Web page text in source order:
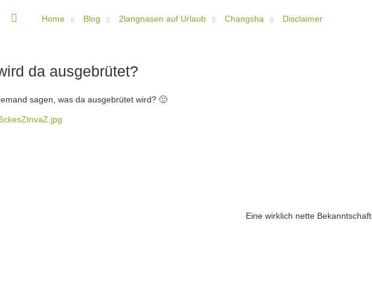
Home Blog 2langnasen auf Urlaub Changsha Disclaimer
da ausgebrütet?
sagen, was da ausgebrütet wird? 🙂
Eine wirklich nette Bekanntschaft